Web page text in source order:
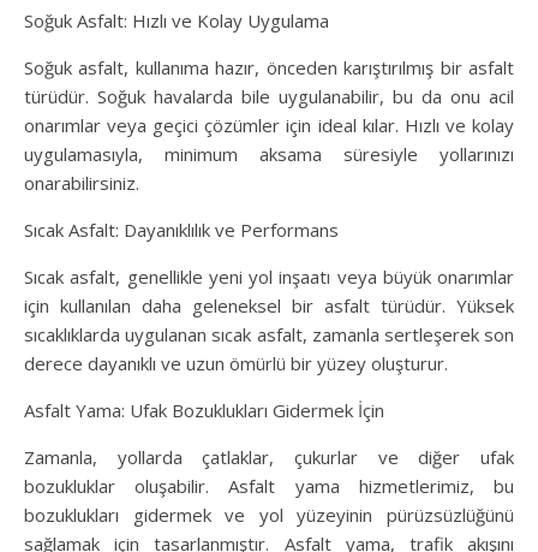
Soğuk Asfalt: Hızlı ve Kolay Uygulama
Soğuk asfalt, kullanıma hazır, önceden karıştırılmış bir asfalt
türüdür. Soğuk havalarda bile uygulanabilir, bu da onu acil
onarımlar veya geçici çözümler için ideal kılar. Hızlı ve kolay
uygulamasıyla, minimum aksama süresiyle yollarınızı
onarabilirsiniz.
Sıcak Asfalt: Dayanıklılık ve Performans
Sıcak asfalt, genellikle yeni yol inşaatı veya büyük onarımlar
için kullanılan daha geleneksel bir asfalt türüdür. Yüksek
sıcaklıklarda uygulanan sıcak asfalt, zamanla sertleşerek son
derece dayanıklı ve uzun ömürlü bir yüzey oluşturur.
Asfalt Yama: Ufak Bozuklukları Gidermek İçin
Zamanla, yollarda çatlaklar, çukurlar ve diğer ufak
bozukluklar oluşabilir. Asfalt yama hizmetlerimiz, bu
bozuklukları gidermek ve yol yüzeyinin pürüzsüzlüğünü
sağlamak için tasarlanmıştır. Asfalt yama, trafik akışını